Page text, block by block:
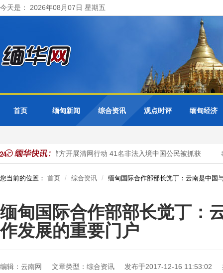
今天是： 2026年08月07日 星期五
首页 缅甸新闻 综合资讯 观点时评 缅甸经济
缅甸大其力市警方开展清网行动 41名非法入境中国公民被抓获
您当前的位置： 首页 综合资讯 缅甸国际合作部部长觉丁：云南是中国
缅甸国际合作部部长觉丁：
作发展的重要门户
编辑：云南网 文章类型：综合资讯 发布于2017-12-16 11:53:02